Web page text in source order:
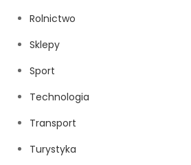
Rolnictwo
Sklepy
Sport
Technologia
Transport
Turystyka